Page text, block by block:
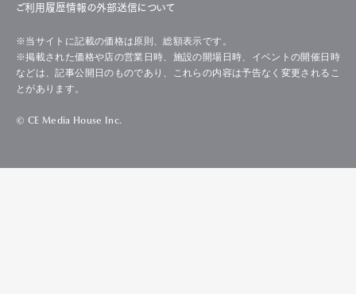
ご利用履歴情報の外部送信について
※当サイトに記載の価格は原則、総額表示です。
※掲載された価格や店の営業日時、施設の開場日時、イベントの開催日時
などは、記事公開日のものであり、これらの内容は予告なく変更されるこ
とがあります。
© CE Media House Inc.